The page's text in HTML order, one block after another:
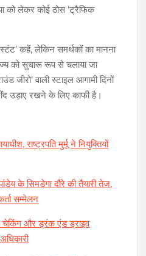
को लेकर कोई ठोस ‘ट्रैफिक
कहें, लेकिन समर्थकों का मानना
को सुचारू रूप से चलाया जा
जीरो’ वाली स्टाइल आगामी दिनों
उड़ाए रखने के लिए काफी है।
राष्ट्रपति मुर्मू ने नियुक्तियों
के सिमडेगा दौरे की तैयारी तेज,
सम्मेलन
चेकिंग और ड्रंक एंड ड्राइव